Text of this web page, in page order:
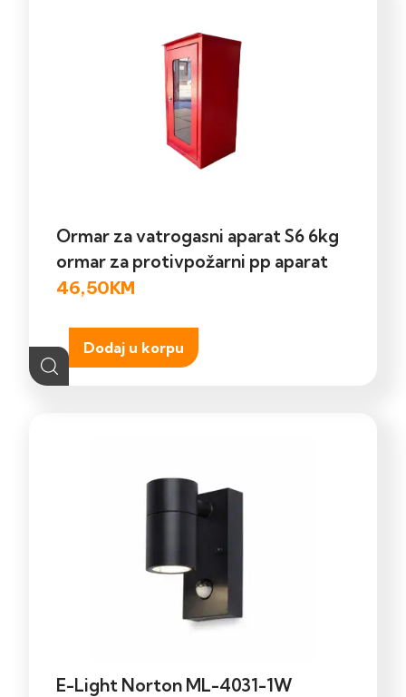
Ormar za vatrogasni aparat S6 6kg
ormar za protivpožarni pp aparat
46,50KM
Dodaj u korpu
E-Light Norton ML-4031-1W